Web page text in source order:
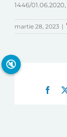
1446/
martie 28, 2023 |
🔇